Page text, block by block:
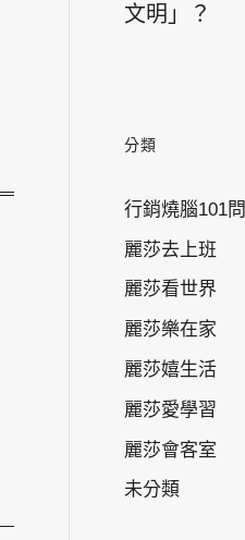
文明」？
分類
行銷燒腦101問
麗莎去上班
麗莎看世界
麗莎樂在家
麗莎嬉生活
麗莎愛學習
麗莎會客室
未分類